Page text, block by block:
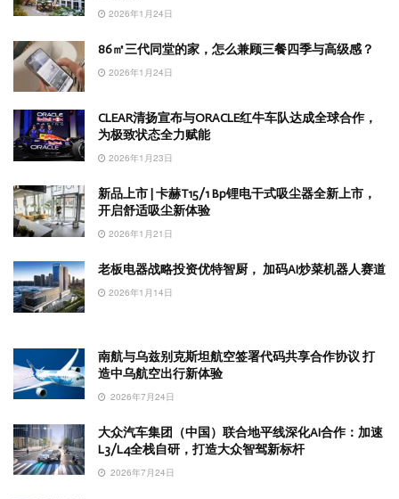
2026年1月24日
86㎡三代同堂的家，怎么兼顾三餐四季与高级感？
2026年1月24日
CLEAR清扬宣布与ORACLE红牛车队达成全球合作，
为极致状态全力赋能
2026年1月23日
新品上市 | 卡赫T15/1 Bp锂电干式吸尘器全新上市，
开启舒适吸尘新体验
2026年1月21日
老板电器战略投资优特智厨， 加码AI炒菜机器人赛道
2026年1月14日
南航与乌兹别克斯坦航空签署代码共享合作协议 打
造中乌航空出行新体验
2026年7月24日
大众汽车集团（中国）联合地平线深化AI合作：加速
L3/L4全栈自研，打造大众智驾新标杆
2026年7月24日